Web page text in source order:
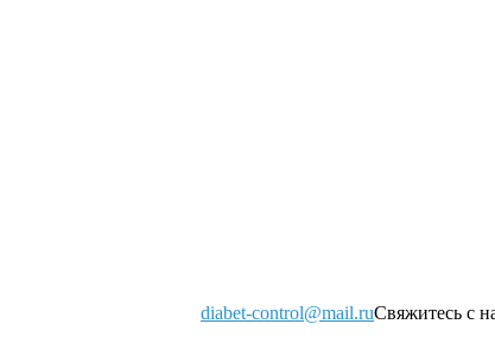
diabet-control@mail.ruСвяжитесь с